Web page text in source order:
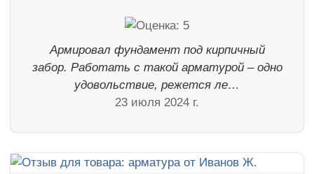
Армировал фундамент под кирпичный
забор. Работать с такой арматурой – одно
удовольствие, режется ле…
23 июля 2024 г.